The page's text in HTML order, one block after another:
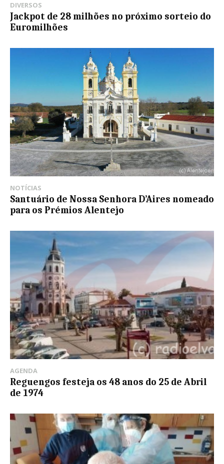
DIVERSOS
Jackpot de 28 milhões no próximo sorteio do
Euromilhões
NOTÍCIAS
Santuário de Nossa Senhora D’Aires nomeado
para os Prémios Alentejo
AGENDA
Reguengos festeja os 48 anos do 25 de Abril
de 1974